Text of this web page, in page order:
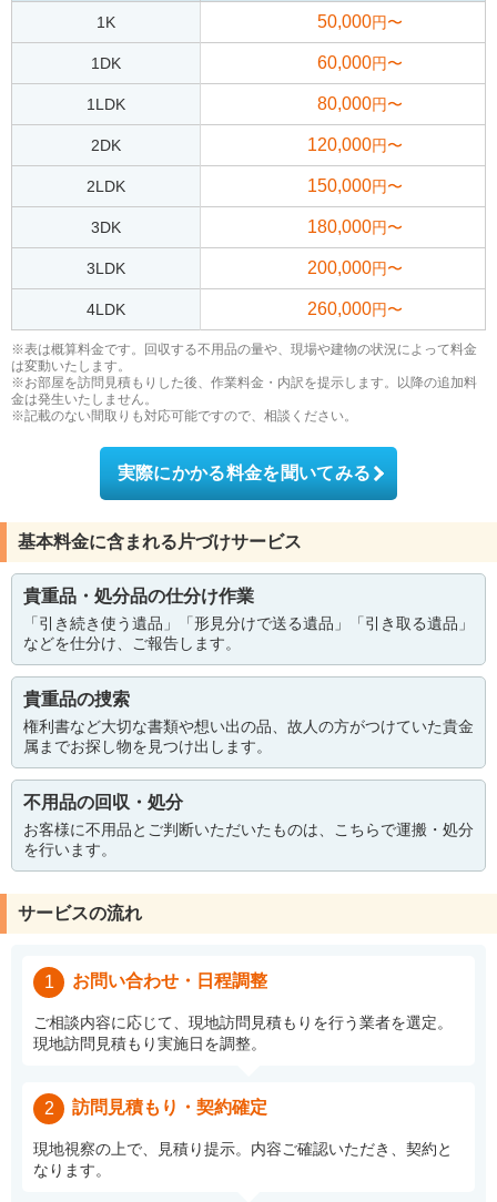
1K 50,000円〜
1DK 60,000円〜
1LDK 80,000円〜
2DK 120,000円〜
2LDK 150,000円〜
3DK 180,000円〜
3LDK 200,000円〜
4LDK 260,000円〜
※表は概算料金です。回収する不用品の量や、現場や建物の状況によって料金
は変動いたします。
※お部屋を訪問見積もりした後、作業料金・内訳を提示します。以降の追加料
金は発生いたしません。
※記載のない間取りも対応可能ですので、相談ください。
実際にかかる料金を聞いてみる
基本料金に含まれる片づけサービス
貴重品・処分品の仕分け作業
「引き続き使う遺品」「形見分けで送る遺品」「引き取る遺品」
などを仕分け、ご報告します。
貴重品の捜索
権利書など大切な書類や想い出の品、故人の方がつけていた貴金
属までお探し物を見つけ出します。
不用品の回収・処分
お客様に不用品とご判断いただいたものは、こちらで運搬・処分
を行います。
サービスの流れ
1 お問い合わせ・日程調整
ご相談内容に応じて、現地訪問見積もりを行う業者を選定。
現地訪問見積もり実施日を調整。
2 訪問見積もり・契約確定
現地視察の上で、見積り提示。内容ご確認いただき、契約と
なります。